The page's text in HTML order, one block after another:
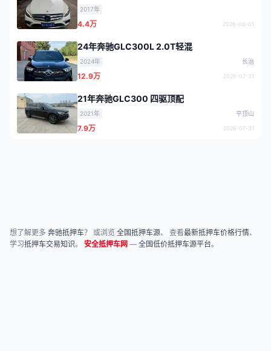
2017年
4.4万 2026-08-01
24年奔驰GLC300L 2.0T轻混
2024年 长治
12.9万 2026-07-31
21年奔驰GLC300 四驱顶配
2021年 平顶山
7.9万 2026-07-31
想了解更多 奔驰抵押车？ 或浏览 全国抵押车源、 查看最新抵押车价格行情、
学习抵押车交易知识。 安全抵押车网 — 全国低价抵押车源平台。